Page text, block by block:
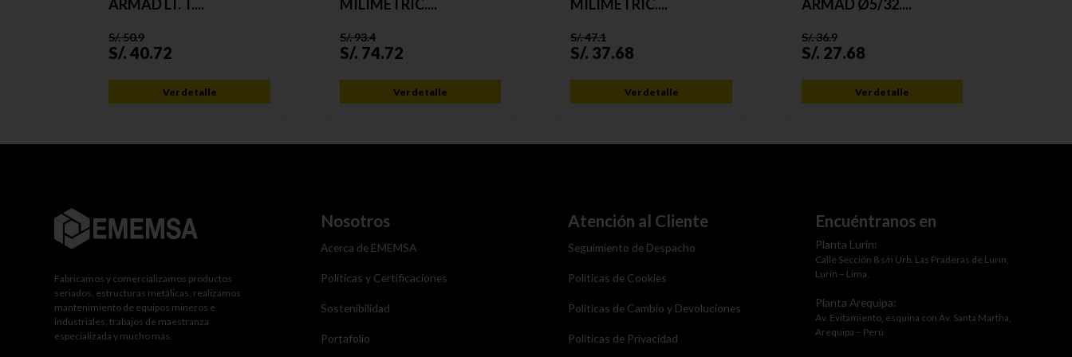
ARMAD LT. T....
S/.50.9
S/.40.72
Ver detalle
MILIMÉTRIC....
S/.93.4
S/. 74.72
Ver detalle
MILIMÉTRIC....
S/.47.1
S/. 37.68
Ver detalle
ARMAD Ø5/32....
S/.36.9
S/. 27.68
Ver detalle
Fabricamos y comercializamos productos
seriados, estructuras metálicas, realizamos
mantenimiento de equipos mineros e
industriales, trabajos de maestranza
especializada y mucho más.
Nosotros
Acerca de EMEMSA
Políticas y Certificaciones
Sostenibilidad
Portafolio
Atención al Cliente
Seguimiento de Despacho
Politicas de Cookies
Politicas de Cambio y Devoluciones
Politicas de Privacidad
Encuéntranos en
Planta Lurín:
Calle Sección 8 s/n Urb. Las Praderas de Lurín,
Lurín – Lima.
Planta Arequipa:
Av. Evitamiento, esquina con Av. Santa Martha,
Arequipa – Perú